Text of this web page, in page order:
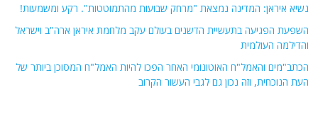
נשיא איראן: המדינה נמצאת "מרחק שבועות מהתמוטטות". רקע ומשמעות!
השפעת הפגיעה בתעשיית הדשנים בעולם עקב מלחמת איראן ארה"ב וישראל
והדילמה העולמית
הכתב"מים והאמל"ח האוטונומי האחר הפכו להיות האמל"ח המסוכן ביותר של
העת הנוכחית, וזה נכון גם לגבי העשור הקרוב